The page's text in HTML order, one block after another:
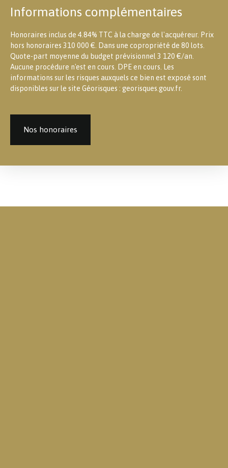
Informations complémentaires
Honoraires inclus de 4.84% TTC à la charge de l'acquéreur. Prix
hors honoraires 310 000 €. Dans une copropriété de 80 lots.
Quote-part moyenne du budget prévisionnel 3 120 €/an.
Aucune procédure n'est en cours. DPE en cours. Les
informations sur les risques auxquels ce bien est exposé sont
disponibles sur le site Géorisques : georisques.gouv.fr.
Nos honoraires